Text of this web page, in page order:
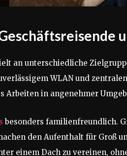
an unterschiedliche
WLAN und
Arbeiten in angenehmer
besonders familienfreundlich.
den Aufenthalt für Groß
einem Dach zu vereinen,